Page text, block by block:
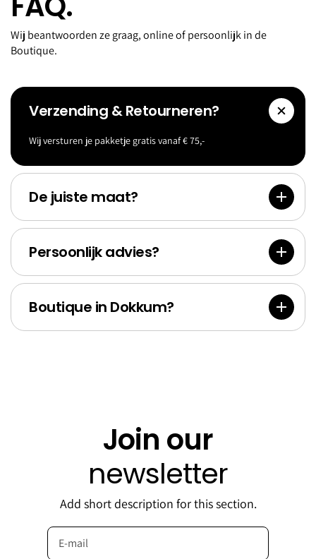
Accessoi
res
Wij beantwoorden ze graag, online of persoonlijk in de
Boutique.
Verzending & Retourneren?
Wij versturen je pakketje gratis vanaf € 75,-
De juiste maat?
Persoonlijk advies?
Boutique in Dokkum?
Join our
newsletter
Add short description for this section.